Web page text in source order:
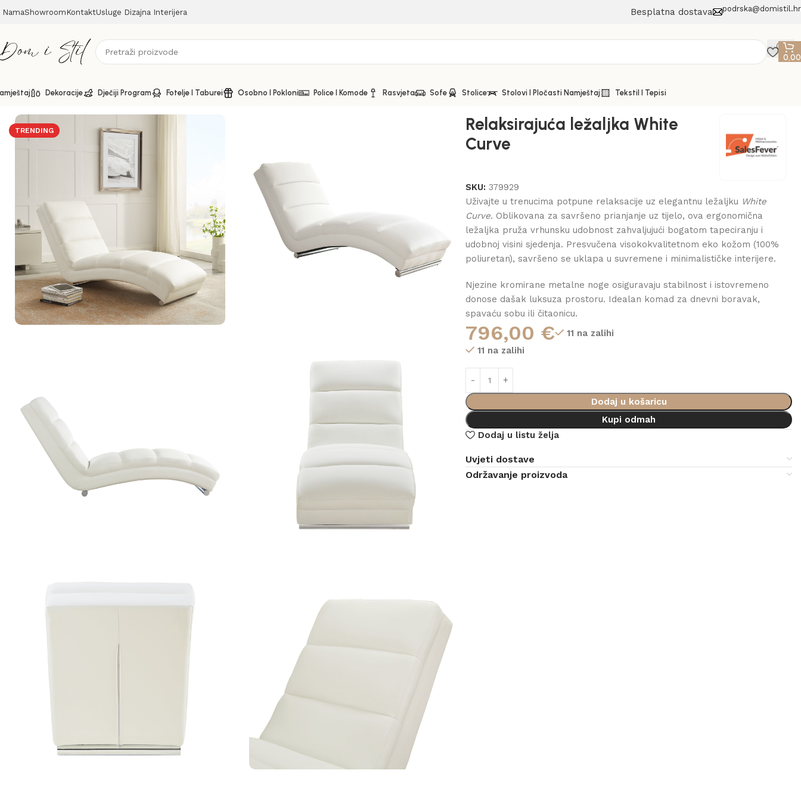
NamaShowroom KontaktUsluge Dizajna Interijera Besplatna dostava podrska@domistil.hr
Dekoracije Dječiji Program Fotelje I Taburei Osobno I Pokloni Police I Komode Rasvjeta Sofe Stolice Stolovi I Pločasti Namještaj Tekstil I Tepisi
Relaksirajuća ležaljka White Curve
TRENDING
Relaksirajuća ležaljka White
Curve
SKU:379929
Uživajte u trenucima potpune relaksacije uz elegantnu ležaljku White
Curve. Oblikovana za savršeno prianjanje uz tijelo, ova ergonomična
ležaljka pruža vrhunsku udobnost zahvaljujući bogatom tapeciranju i
udobnoj visini sjedenja. Presvučena visokokvalitetnom eko kožom (100%
poliuretan), savršeno se uklapa u suvremene i minimalističke interijere.
Njezine kromirane metalne noge osiguravaju stabilnost i istovremeno
donose dašak luksuza prostoru. Idealan komad za dnevni boravak,
spavaću sobu ili čitaonicu.
796,00 €
11 na zalihi
11 na zalihi
Dodaj u košaricu
Kupi odmah
Dodaj u listu želja
Uvjeti dostave
Održavanje proizvoda